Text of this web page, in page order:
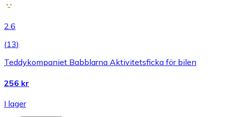
2.6
(13)
Teddykompaniet Babblarna Aktivitetsficka för bilen
256 kr
I lager